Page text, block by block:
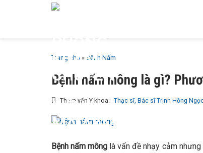
Trang chủ » Bệnh Nấm
Bệnh nấm mông là gì?
Tham vấn Y khoa: Thạc sĩ, Bác sĩ Trịnh Hồng
Bệnh nấm mông là vấn đề nhạy cảm